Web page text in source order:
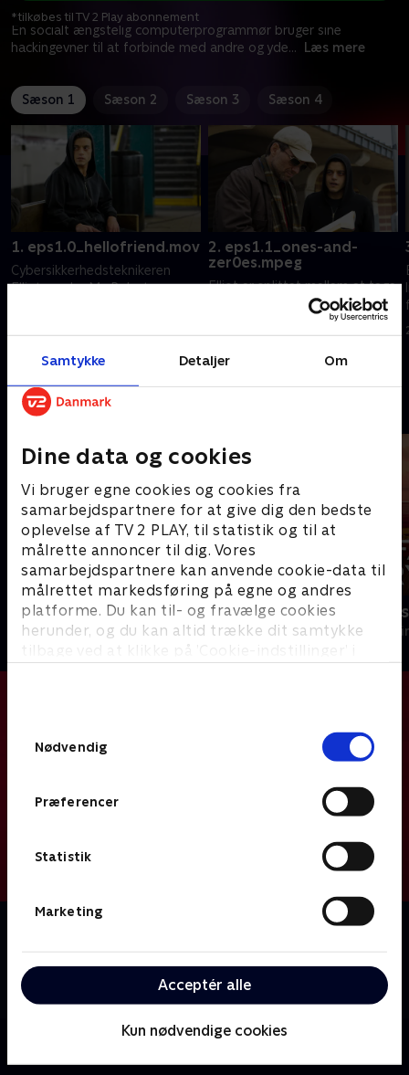
Samtykke Detaljer Om
Dine data og cookies
Vi bruger egne cookies og cookies fra
samarbejdspartnere for at give dig den bedste
oplevelse af TV 2 PLAY, til statistik og til at
målrette annoncer til dig. Vores
samarbejdspartnere kan anvende cookie-data til
målrettet markedsføring på egne og andres
platforme. Du kan til- og fravælge cookies
herunder, og du kan altid trække dit samtykke
tilbage ved at klikke på ’Cookie-indstillinger’ i
Nødvendig
Præferencer
Statistik
Marketing
Acceptér alle
Kun nødvendige cookies
En socialt ængstelig computerprogrammør bruger sine
hackingevner til at forbinde med andre og yde... Læs mere
*tilkøbes til TV 2 Play abonnement
Sæson 1 Sæson 2 Sæson 3 Sæson 4
1. eps1.0_hellofriend.mov
Cybersikkerhedsteknikeren
Elliot møder Mr. Robot, en
2. eps1.1_ones-and-
zer0es.mpeg
Elliot er splittet mellem at tage
imod et jobtilbud fra Evil Corp
og gå med i fsociety.
Andre så også
Granite Harbour
Krimi & Spænding • 2 sæsoner
Farligt
Krimi &
sine hackingevner til at forbinde med andre og yde
retfærdighed i form af selvtægt.